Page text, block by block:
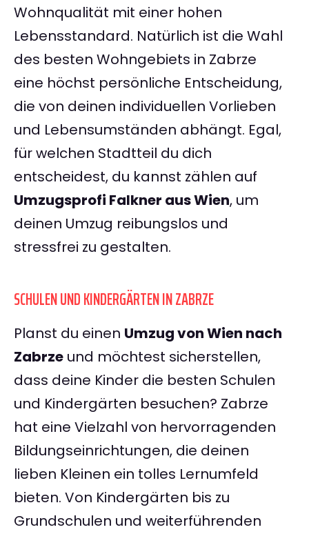
Wohnqualität mit einer hohen
Lebensstandard. Natürlich ist die Wahl
des besten Wohngebiets in Zabrze
eine höchst persönliche Entscheidung,
die von deinen individuellen Vorlieben
und Lebensumständen abhängt. Egal,
für welchen Stadtteil du dich
entscheidest, du kannst zählen auf
Umzugsprofi Falkner aus Wien, um
deinen Umzug reibungslos und
stressfrei zu gestalten.
SCHULEN UND KINDERGÄRTEN IN ZABRZE
Planst du einen Umzug von Wien nach
Zabrze und möchtest sicherstellen,
dass deine Kinder die besten Schulen
und Kindergärten besuchen? Zabrze
hat eine Vielzahl von hervorragenden
Bildungseinrichtungen, die deinen
lieben Kleinen ein tolles Lernumfeld
bieten. Von Kindergärten bis zu
Grundschulen und weiterführenden